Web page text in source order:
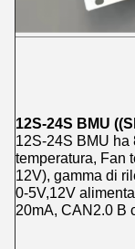
12S-24S BMU
12S-24S BMU ha
temperatura, Fan
12V), gamma di
0-5V,12V
20mA, CAN2.0 B